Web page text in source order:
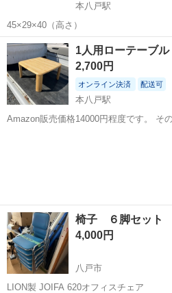
本八戸駅
45×29×40（高さ）
青森 八戸市 本八戸駅 ダイ
1人用ローテーブ
2,700円
オンライン決済 配送可
本八戸駅
Amazon販売価格14000円程度です。 そ
椅子 ６脚セット
4,000円
八戸市
LION製 JOIFA 620オフィスチェア